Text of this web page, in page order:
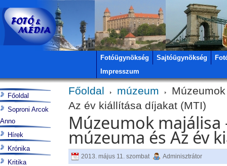
Fotóügynökség Sajtóügynökség
Impresszum
Főoldal múzeum
Az év kiállítása díjakat (MTI)
Múzeumok majálisa
múzeuma és Az év
2013. május 11. szombat Adminisztrátor
Főoldal
Soproni Arcok
Anno
Hírek
Krónika
Kritika